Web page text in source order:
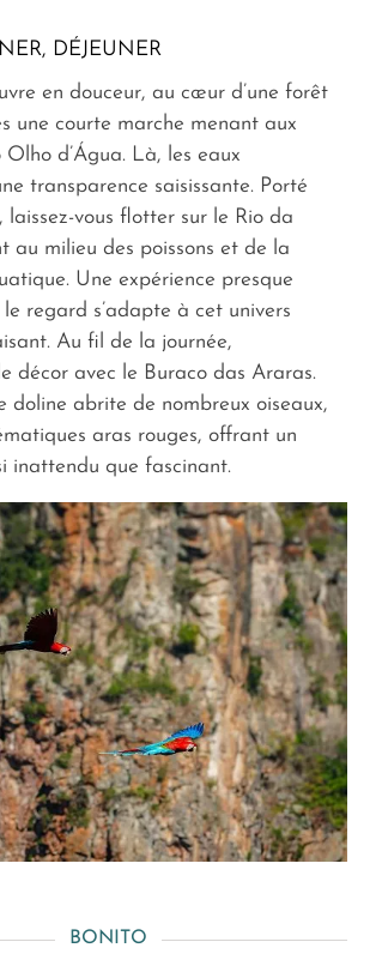
DÉJEUNER
en douceur, au cœur d’une forêt
une courte marche menant aux
Olho d’Água. Là, les eaux
transparence saisissante. Porté
laissez-vous flotter sur le Rio da
au milieu des poissons et de la
Une expérience presque
le regard s’adapte à cet univers
Au fil de la journée,
décor avec le Buraco das Araras.
doline abrite de nombreux oiseaux,
aras rouges, offrant un
inattendu que fascinant.
BONITO